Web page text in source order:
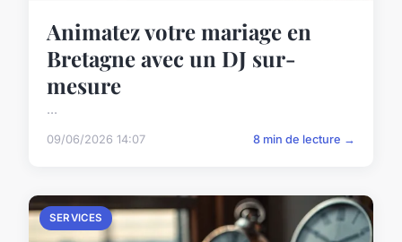
Animatez votre mariage en
Bretagne avec un DJ sur-
mesure
...
09/06/2026 14:07 8 min de lecture →
SERVICES